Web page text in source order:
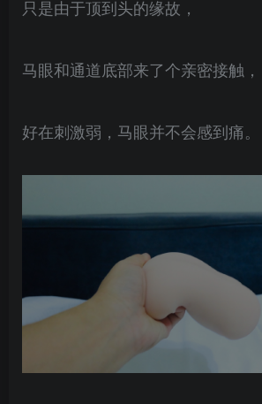
只是由于顶到头的缘故，
马眼和通道底部来了个亲密接触，
好在刺激弱，马眼并不会感到痛。